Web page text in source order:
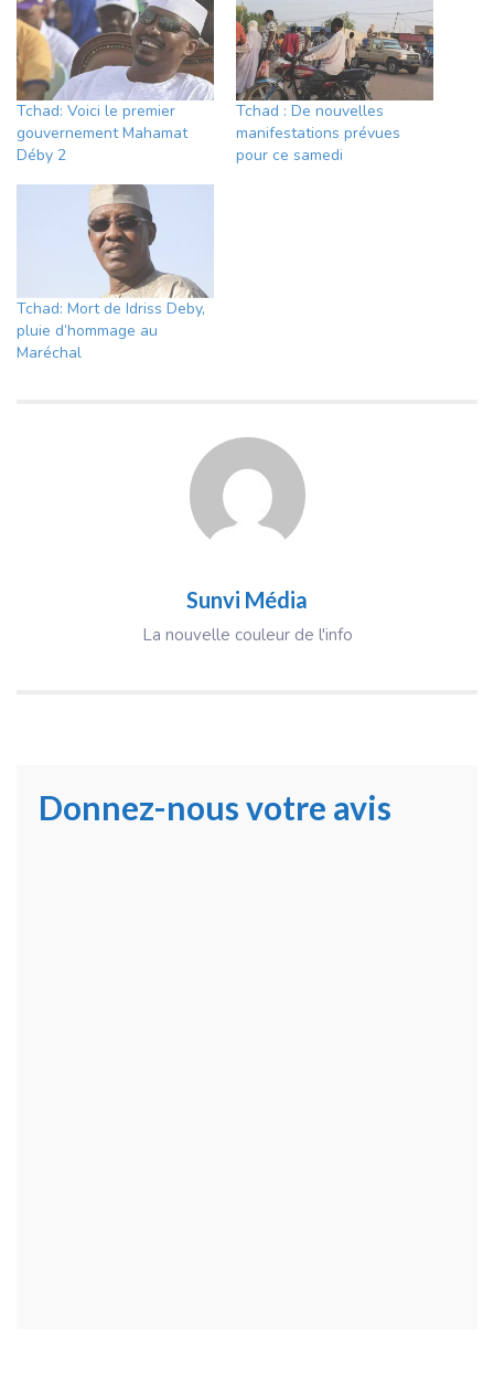
Tchad: Voici le premier
gouvernement Mahamat
Déby 2
Tchad : De nouvelles
manifestations prévues
pour ce samedi
Tchad: Mort de Idriss Deby,
pluie d’hommage au
Maréchal
Sunvi Média
La nouvelle couleur de l'info
Donnez-nous votre avis